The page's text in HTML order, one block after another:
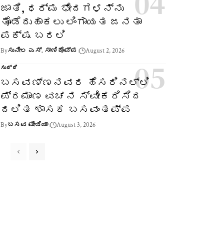
ಜಾತಿ, ಧರ್ಮ ಭೇದಗಳನ್ನು
ತೊಡೆದುಹಾಕಲು ಲಿಂಗಾಯತ ಜನತಾ
ಪಕ್ಷ ಬರಲಿ
Byಸುನೀಲ ಎಸ್. ಸಾಣಿಕೊಪ್ಪ August 2, 2026
ಸುದ್ದಿ
ಬಸವಣ್ಣನವರ ಹೆಸರಿನಲ್ಲಿ
ಪ್ರಮಾಣ ವಚನ ಸ್ವೀಕರಿಸಿದ
ದಲಿತ ಶಾಸಕ ಬಸವಂತಪ್ಪ
Byಬಸವ ಮೀಡಿಯಾ August 3, 2026